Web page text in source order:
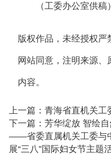
（工委办公室供稿）
版权作品，未经授权严
网站同意，注明来源
内容。
上一篇：青海省直机关工
下一篇：芳华绽放 智绘自
——省委直属机关工委与
展“三八”国际妇女节主题